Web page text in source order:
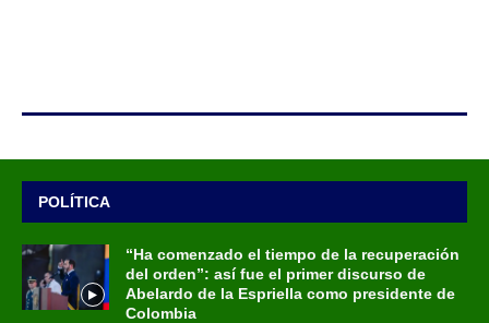
POLÍTICA
“Ha comenzado el tiempo de la recuperación
del orden”: así fue el primer discurso de
Abelardo de la Espriella como presidente de
Colombia